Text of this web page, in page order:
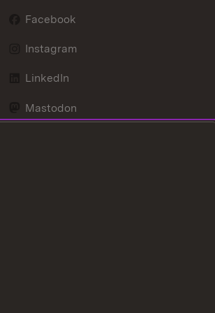
Facebook
Instagram
LinkedIn
Mastodon